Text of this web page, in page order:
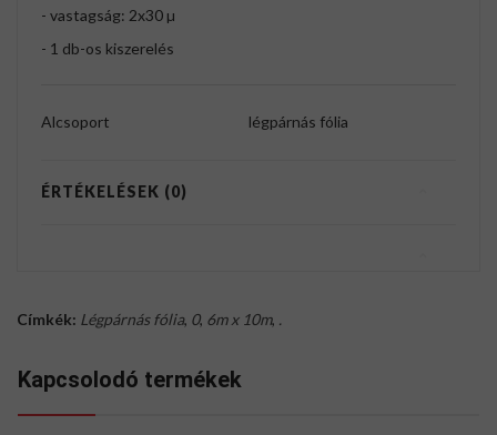
- vastagság: 2x30 µ
- 1 db-os kiszerelés
Alcsoport légpárnás fólia
ÉRTÉKELÉSEK (0)
Címkék: Légpárnás fólia, 0, 6m x 10m, .
Kapcsolodó termékek